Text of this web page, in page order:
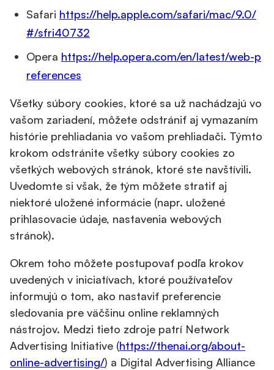
Safari https://help.apple.com/safari/mac/9.0/
#/sfri40732
Opera https://help.opera.com/en/latest/web-p
references
Všetky súbory cookies, ktoré sa už nachádzajú vo
vašom zariadení, môžete odstrániť aj vymazaním
histórie prehliadania vo vašom prehliadači. Týmto
krokom odstránite všetky súbory cookies zo
všetkých webových stránok, ktoré ste navštívili.
Uvedomte si však, že tým môžete stratiť aj
niektoré uložené informácie (napr. uložené
prihlasovacie údaje, nastavenia webových
stránok).
Okrem toho môžete postupovať podľa krokov
uvedených v iniciatívach, ktoré používateľov
informujú o tom, ako nastaviť preferencie
sledovania pre väčšinu online reklamných
nástrojov. Medzi tieto zdroje patrí Network
Advertising Initiative (https://thenai.org/about-
online-advertising/) a Digital Advertising Alliance